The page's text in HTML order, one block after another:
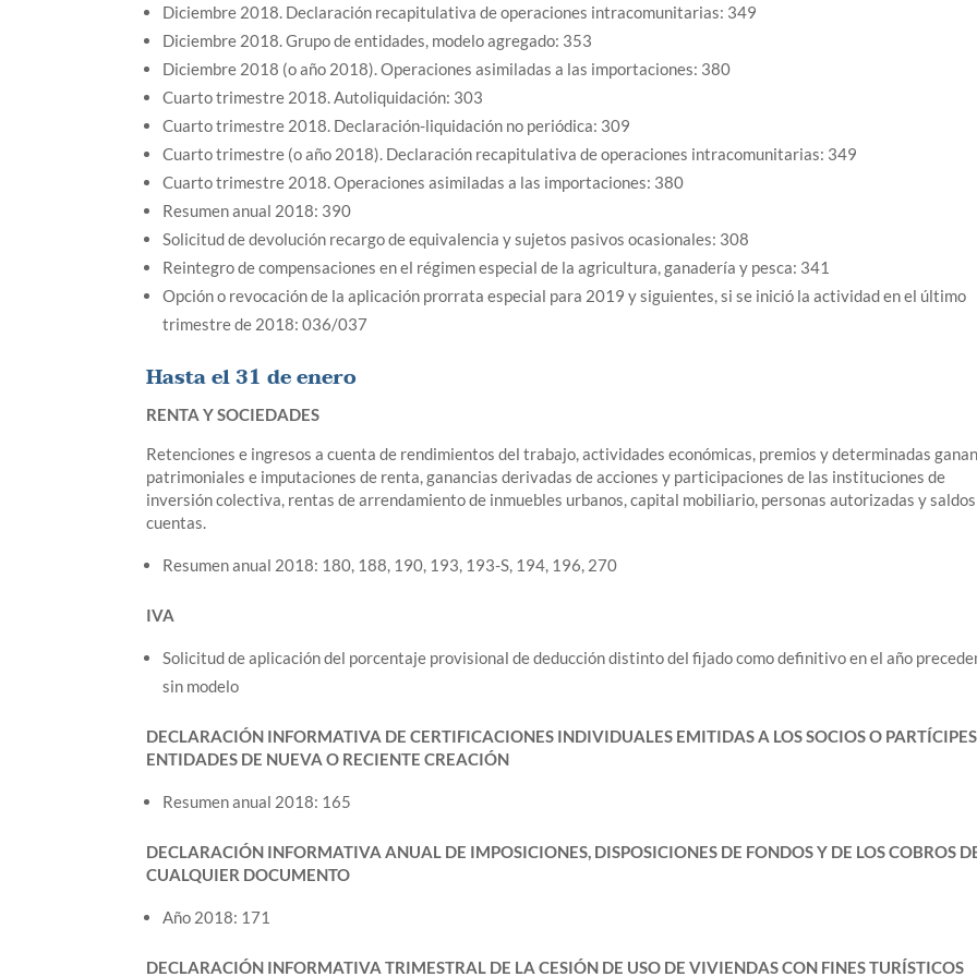
Diciembre 2018. Declaración recapitulativa de operaciones intracomunitarias: 349
Diciembre 2018. Grupo de entidades, modelo agregado: 353
Diciembre 2018 (o año 2018). Operaciones asimiladas a las importaciones: 380
Cuarto trimestre 2018. Autoliquidación: 303
Cuarto trimestre 2018. Declaración-liquidación no periódica: 309
Cuarto trimestre (o año 2018). Declaración recapitulativa de operaciones intracomunitarias: 349
Cuarto trimestre 2018. Operaciones asimiladas a las importaciones: 380
Resumen anual 2018: 390
Solicitud de devolución recargo de equivalencia y sujetos pasivos ocasionales: 308
Reintegro de compensaciones en el régimen especial de la agricultura, ganadería y pesca: 341
Opción o revocación de la aplicación prorrata especial para 2019 y siguientes, si se inició la actividad en el último
trimestre de 2018: 036/037
Hasta el 31 de enero
RENTA Y SOCIEDADES
Retenciones e ingresos a cuenta de rendimientos del trabajo, actividades económicas, premios y determinadas
patrimoniales e imputaciones de renta, ganancias derivadas de acciones y participaciones de las instituciones de
inversión colectiva, rentas de arrendamiento de inmuebles urbanos, capital mobiliario, personas autorizadas y
cuentas.
Resumen anual 2018: 180, 188, 190, 193, 193-S, 194, 196, 270
IVA
Solicitud de aplicación del porcentaje provisional de deducción distinto del fijado como definitivo en el año
sin modelo
DECLARACIÓN INFORMATIVA DE CERTIFICACIONES INDIVIDUALES EMITIDAS A LOS SOCIOS O
ENTIDADES DE NUEVA O RECIENTE CREACIÓN
Resumen anual 2018: 165
DECLARACIÓN INFORMATIVA ANUAL DE IMPOSICIONES, DISPOSICIONES DE FONDOS Y DE LOS COBROS
CUALQUIER DOCUMENTO
Año 2018: 171
DECLARACIÓN INFORMATIVA TRIMESTRAL DE LA CESIÓN DE USO DE VIVIENDAS CON FINES TURÍSTICOS